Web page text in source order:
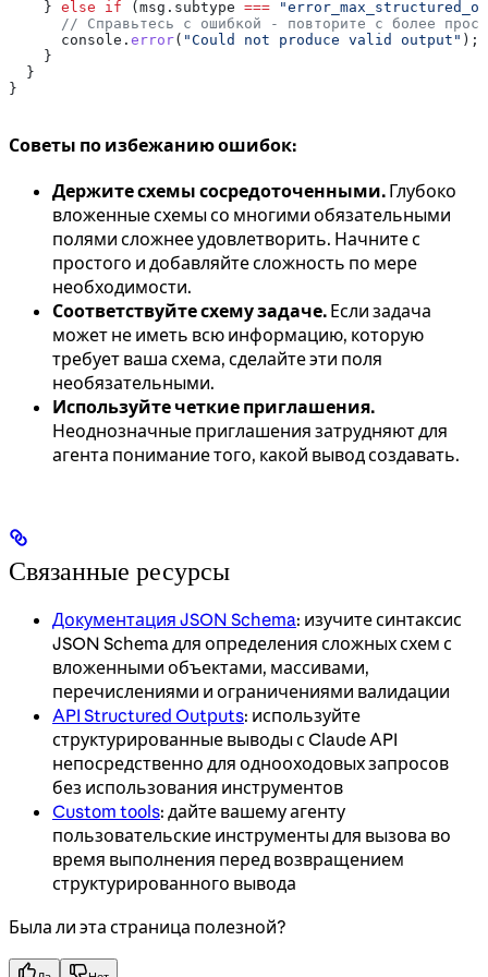
    }
else if (msg . subtype ===
// Справьтесь с ошибкой - повторите с более
      console
. error( "Could not produce valid output" );
    }
  }
}
Советы по избежанию ошибок:
Держите схемы сосредоточенными. Глубоко
вложенные схемы со многими обязательными
полями сложнее удовлетворить. Начните с
простого и добавляйте сложность по мере
необходимости.
Соответствуйте схему задаче. Если задача
может не иметь всю информацию, которую
требует ваша схема, сделайте эти поля
необязательными.
Используйте четкие приглашения.
Неоднозначные приглашения затрудняют для
агента понимание того, какой вывод создавать.
Связанные ресурсы
Документация JSON Schema: изучите синтаксис
JSON Schema для определения сложных схем с
вложенными объектами, массивами,
перечислениями и ограничениями валидации
API Structured Outputs: используйте
структурированные выводы с Claude API
непосредственно для однооходовых запросов
без использования инструментов
Custom tools: дайте вашему агенту
пользовательские инструменты для вызова во
время выполнения перед возвращением
структурированного вывода
Была ли эта страница полезной?